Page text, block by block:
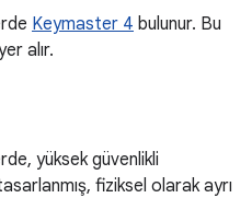
Keymaster 4 bulunur. Bu
alır.
yüksek güvenlikli
fiziksel olarak ayrı